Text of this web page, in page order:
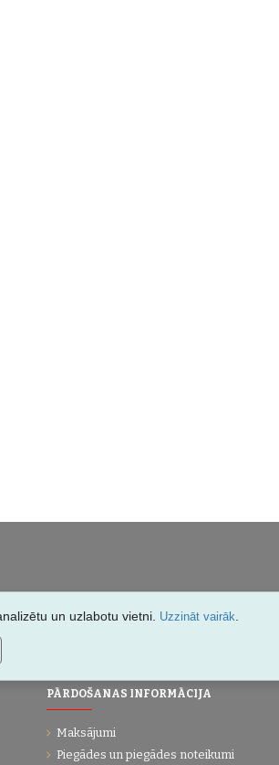
PĀRDOŠANAS INFORMĀCIJA
Maksājumi
Piegādes un piegādes noteikumi
un uzlabotu vietni. Uzzināt vairāk